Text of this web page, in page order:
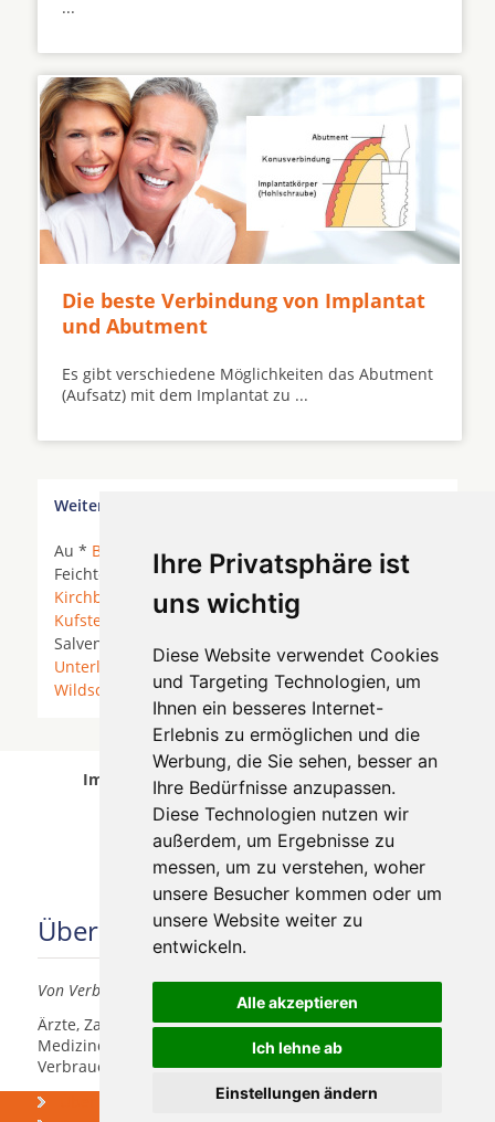
Ihre Privatsphäre ist
uns wichtig
Diese Website verwendet Cookies
und Targeting Technologien, um
Ihnen ein besseres Internet-
Erlebnis zu ermöglichen und die
Werbung, die Sie sehen, besser an
Ihre Bedürfnisse anzupassen.
Diese Technologien nutzen wir
außerdem, um Ergebnisse zu
messen, um zu verstehen, woher
unsere Besucher kommen oder um
unsere Website weiter zu
entwickeln.
Alle akzeptieren
Ich lehne ab
Einstellungen ändern
...
Die beste Verbindung von Implantat
und Abutment
Es gibt verschiedene Möglichkeiten das Abutment
(Aufsatz) mit dem Implantat zu ...
Weitere Orte in der Nähe von Westendorf
Au * Bad Häring Brixen im Thale * Ellmau
*
Feichten * Holzham *Hopfgarten im Brixental*
Kirchberg in Tirol* Kirchbichl*Kitzbühel
Kufstein
* Kummern * Kundl * Mühltal *
Salvenberg * Schwaigerberg *
Unterlangkampfen* Vorderwindau *Westendorf*
Wildschönau
*Wörgl*
Implantologen in Westendorf wurde am 05
August 2026 aktualisiert.
Über uns
Von Verbrauchern für Verbraucher
Ärzte, Zahnärzte, Akustiker und andere
Medizindienstleister haben hier die Möglichkeit, sich
Verbrauchern vorzustellen.
Was kosten